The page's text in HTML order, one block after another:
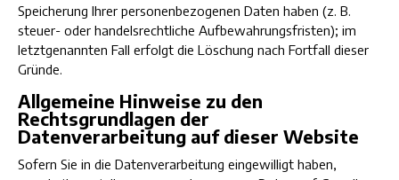
Speicherung Ihrer personenbezogenen Daten haben (z. B.
steuer- oder handelsrechtliche Aufbewahrungsfristen); im
letztgenannten Fall erfolgt die Löschung nach Fortfall dieser
Gründe.
Allgemeine Hinweise zu den
Rechtsgrundlagen der
Datenverarbeitung auf dieser Website
Sofern Sie in die Datenverarbeitung eingewilligt haben,